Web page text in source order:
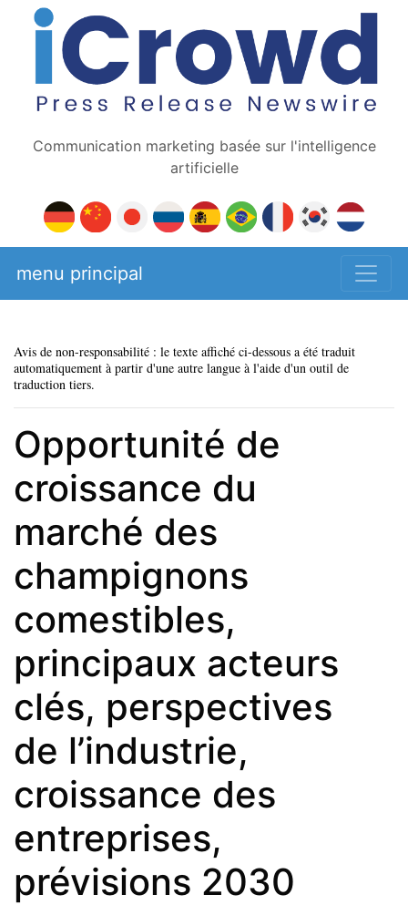
Communication marketing basée sur l'intelligence
artificielle
menu principal
Avis de non-responsabilité : le texte affiché ci-dessous a été traduit
automatiquement à partir d'une autre langue à l'aide d'un outil de
traduction tiers.
Opportunité de
croissance du
marché des
champignons
comestibles,
principaux acteurs
clés, perspectives
de l’industrie,
croissance des
entreprises,
prévisions 2030